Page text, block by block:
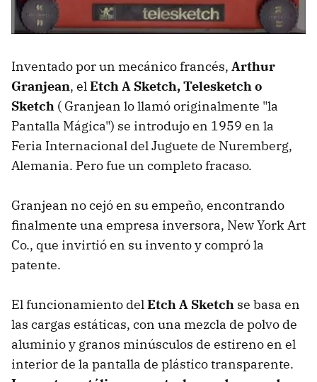
Inventado por un mecánico francés, Arthur
Granjean, elEtch A Sketch, Telesketch o
Sketch ( Granjean lo llamó originalmente "la
Pantalla Mágica") se introdujo en 1959 en la
Feria Internacional del Juguete de Nuremberg,
Alemania. Pero fue un completo fracaso.
Granjean no cejó en su empeño, encontrando
finalmente una empresa inversora, New York Art
Co., que invirtió en su invento y compró la
patente.
El funcionamiento delEtch A Sketch se basa en
las cargas estáticas, con una mezcla de polvo de
aluminio y granos minúsculos de estireno en el
interior de la pantalla de plástico transparente.